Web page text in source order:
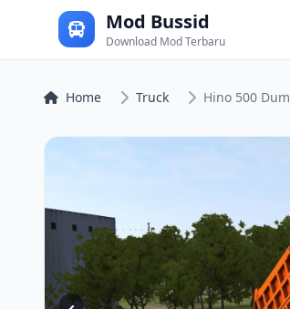
Mod Bussid
Download Mod Terbaru
Home Truck Hino 500